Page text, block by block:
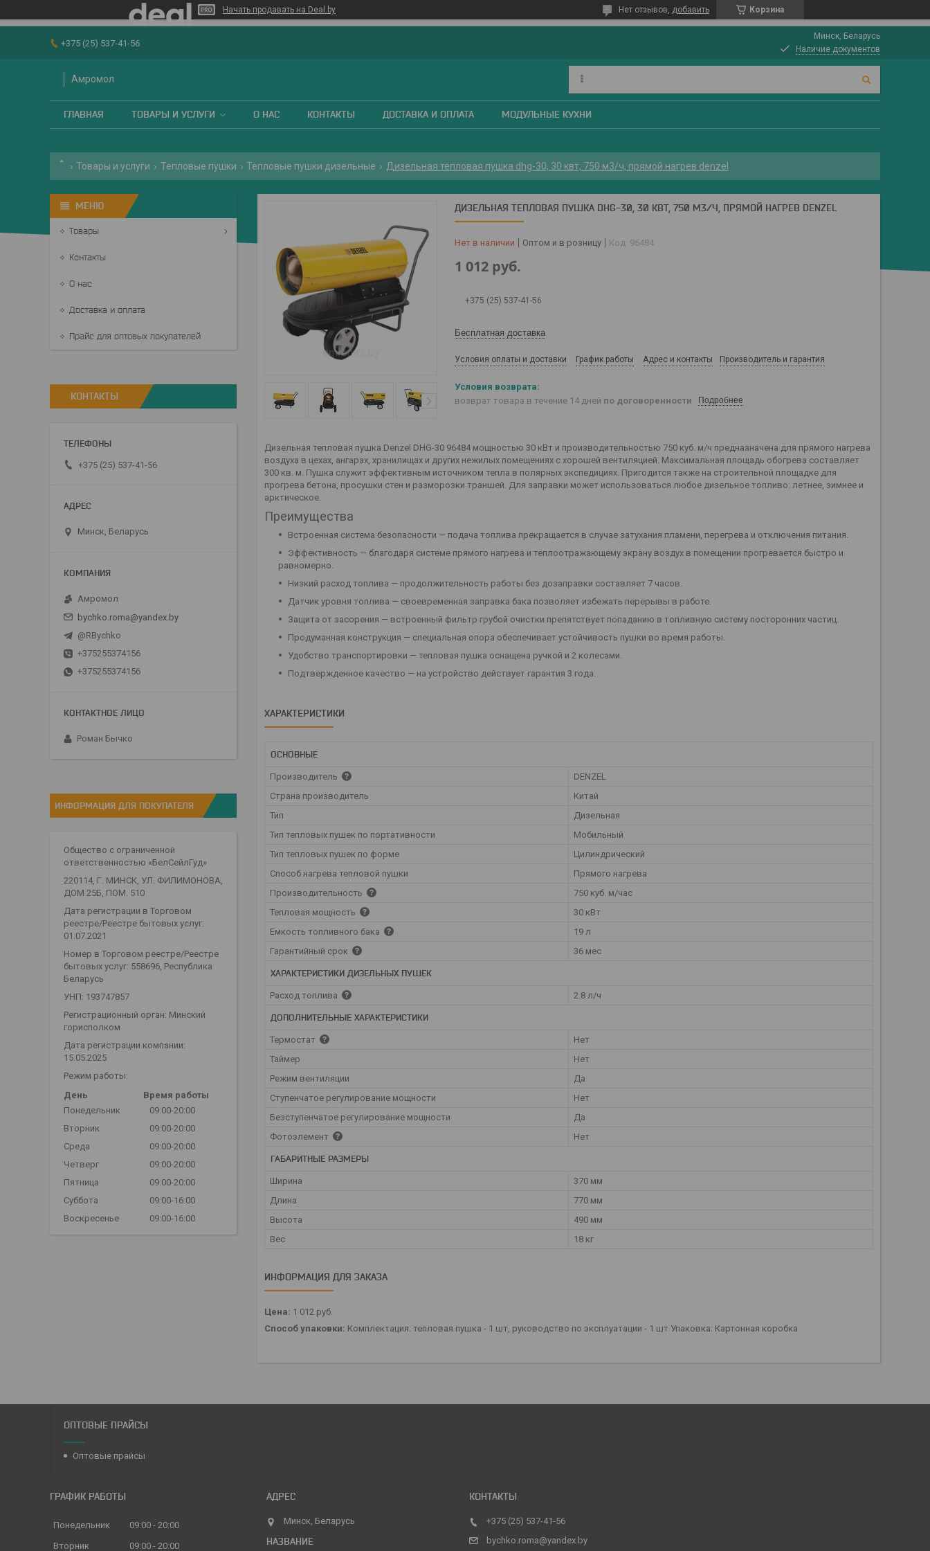
Начать продавать на Deal.by Корзина
Нет отзывов, добавить
+375 (25) 537-41-56
Минск, Беларусь
Наличие документов
Амромол
ГЛАВНАЯ ТОВАРЫ И УСЛУГИ О НАС КОНТАКТЫ ДОСТАВКА И ОПЛАТА МОДУЛЬНЫЕ КУХНИ
Товары и услуги Тепловые пушки Тепловые пушки дизельные Дизельная тепловая пушка dhg-30, 30 квт, 750 м3/ч, прямой нагрев denzel
ДИЗЕЛЬНАЯ ТЕПЛОВАЯ ПУШКА DHG-30, 30 КВТ, 750 М3/Ч, ПРЯМОЙ НАГРЕВ DENZEL
Нет в наличии Оптом и в розницу Код: 96484
1 012 руб.
+375 (25) 537-41-56
Бесплатная доставка
Условия оплаты и доставки График работы Адрес и контакты Производитель и гарантия
возврат товара в течение 14 дней по договоренности Подробнее
Дизельная тепловая пушка Denzel DHG-30 96484 мощностью 30 кВт и производительностью 750 куб. м/ч предназначена для прямого нагрева
воздуха в цехах, ангарах, хранилищах и других нежилых помещениях с хорошей вентиляцией. Максимальная площадь обогрева составляет
300 кв. м. Пушка служит эффективным источником тепла в полярных экспедициях. Пригодится также на строительной площадке для
прогрева бетона, просушки стен и разморозки траншей. Для заправки может использоваться любое дизельное топливо: летнее, зимнее и
арктическое.
Преимущества
Встроенная система безопасности — подача топлива прекращается в случае затухания пламени, перегрева и отключения питания.
Эффективность — благодаря системе прямого нагрева и теплоотражающему экрану воздух в помещении прогревается быстро и
равномерно.
Низкий расход топлива — продолжительность работы без дозаправки составляет 7 часов.
Датчик уровня топлива — своевременная заправка бака позволяет избежать перерывы в работе.
Защита от засорения — встроенный фильтр грубой очистки препятствует попаданию в топливную систему посторонних частиц.
Продуманная конструкция — специальная опора обеспечивает устойчивость пушки во время работы.
Удобство транспортировки — тепловая пушка оснащена ручкой и 2 колесами.
Подтвержденное качество — на устройство действует гарантия 3 года.
ХАРАКТЕРИСТИКИ
ОСНОВНЫЕ
Производитель
DENZEL
Страна производитель
Китай
Тип
Дизельная
Тип тепловых пушек по портативности
Мобильный
Тип тепловых пушек по форме
Цилиндрический
Способ нагрева тепловой пушки
Прямого нагрева
Производительность
750 куб. м/час
Тепловая мощность
30 кВт
Емкость топливного бака
19 л
Гарантийный срок
36 мес
ХАРАКТЕРИСТИКИ ДИЗЕЛЬНЫХ ПУШЕК
Расход топлива 2.8 л/ч
ДОПОЛНИТЕЛЬНЫЕ ХАРАКТЕРИСТИКИ
Термостат
Нет
Таймер
Нет
Режим вентиляции
Да
Ступенчатое регулирование мощности
Нет
Безступенчатое регулирование мощности
Да
Фотоэлемент
Нет
ГАБАРИТНЫЕ РАЗМЕРЫ
Ширина
370 мм
Длина
770 мм
Высота
490 мм
Вес
18 кг
ИНФОРМАЦИЯ ДЛЯ ЗАКАЗА
Цена: 1 012 руб.
Способ упаковки: Комплектация: тепловая пушка - 1 шт, руководство по эксплуатации - 1 шт Упаковка: Картонная коробка
Товары
Контакты
О нас
Доставка и оплата
Прайс для оптовых покупателей
КОНТАКТЫ
+375 (25) 537-41-56
Минск, Беларусь
Амромол
bychko.roma@yandex.by
@RBychko
+375255374156
+375255374156
Роман Бычко
ИНФОРМАЦИЯ ДЛЯ ПОКУПАТЕЛЯ
Общество с ограниченной
ответственностью «БелСейлГуд»
220114, Г. МИНСК, УЛ. ФИЛИМОНОВА,
ДОМ 25Б, ПОМ. 510
Дата регистрации в Торговом
реестре/Реестре бытовых услуг:
01.07.2021
Номер в Торговом реестре/Реестре
бытовых услуг: 558696, Республика
Беларусь
УНП: 193747857
Регистрационный орган: Минский
горисполком
Дата регистрации компании:
15.05.2025
Режим работы:
День
Время работы
Понедельник
09:00-20:00
Вторник
09:00-20:00
Среда
09:00-20:00
Четверг
09:00-20:00
Пятница
09:00-20:00
Суббота
09:00-16:00
Воскресенье
09:00-16:00
ОПТОВЫЕ ПРАЙСЫ
Оптовые прайсы
ГРАФИК РАБОТЫ
Понедельник 09:00
20:00
Вторник
09:00 20:00
Минск, Беларусь
+375 (25) 537-41-56
bychko.roma@yandex.by